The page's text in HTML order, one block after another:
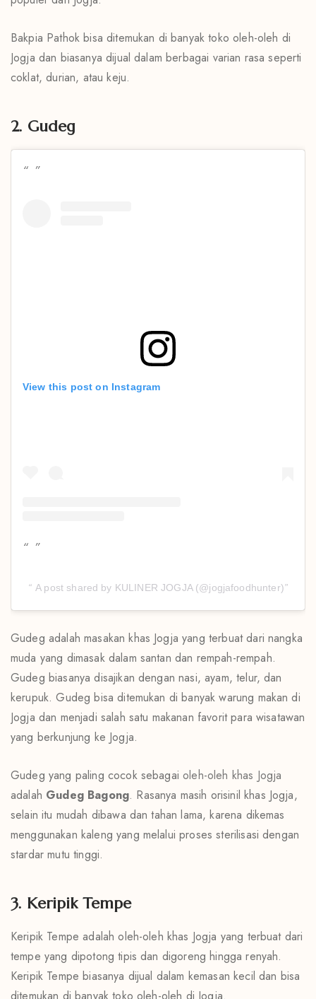
Bakpia Pathok bisa ditemukan di banyak toko oleh-oleh di
Jogja dan biasanya dijual dalam berbagai varian rasa seperti
coklat, durian, atau keju.
2. Gudeg
View this post on Instagram
A post shared by KULINER JOGJA (@jogjafoodhunter)
Gudeg adalah masakan khas Jogja yang terbuat dari nangka
muda yang dimasak dalam santan dan rempah-rempah.
Gudeg biasanya disajikan dengan nasi, ayam, telur, dan
kerupuk. Gudeg bisa ditemukan di banyak warung makan di
Jogja dan menjadi salah satu makanan favorit para wisatawan
yang berkunjung ke Jogja.
Gudeg yang paling cocok sebagaioleh-oleh khas Jogja
adalah Gudeg Bagong. Rasanya masih orisinil khas Jogja,
selain itu mudah dibawa dan tahan lama, karena dikemas
menggunakan kaleng yang melalui proses sterilisasi dengan
stardar mutu tinggi.
3. Keripik Tempe
Keripik Tempe adalah oleh-oleh khas Jogja yang terbuat dari
tempe yang dipotong tipis dan digoreng hingga renyah.
Keripik Tempe biasanya dijual dalam kemasan kecil dan bisa